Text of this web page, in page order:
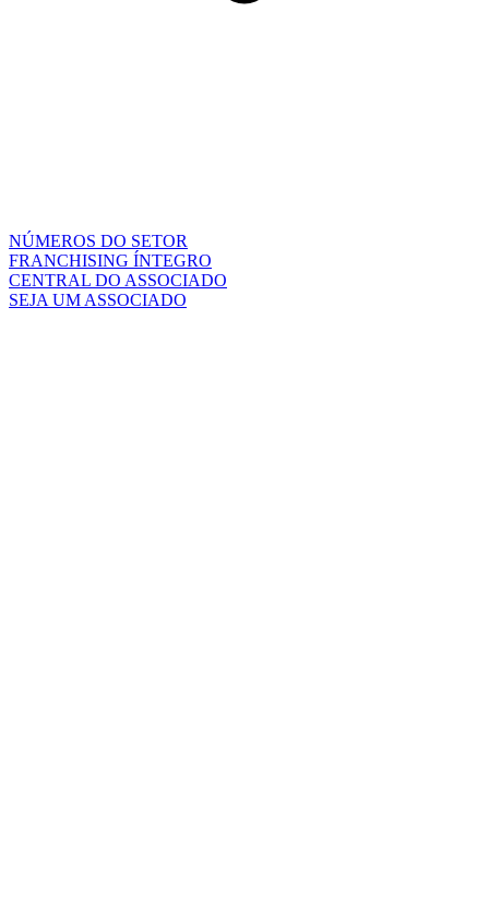
NÚMEROS DO SETOR
FRANCHISING ÍNTEGRO
CENTRAL DO ASSOCIADO
SEJA UM ASSOCIADO